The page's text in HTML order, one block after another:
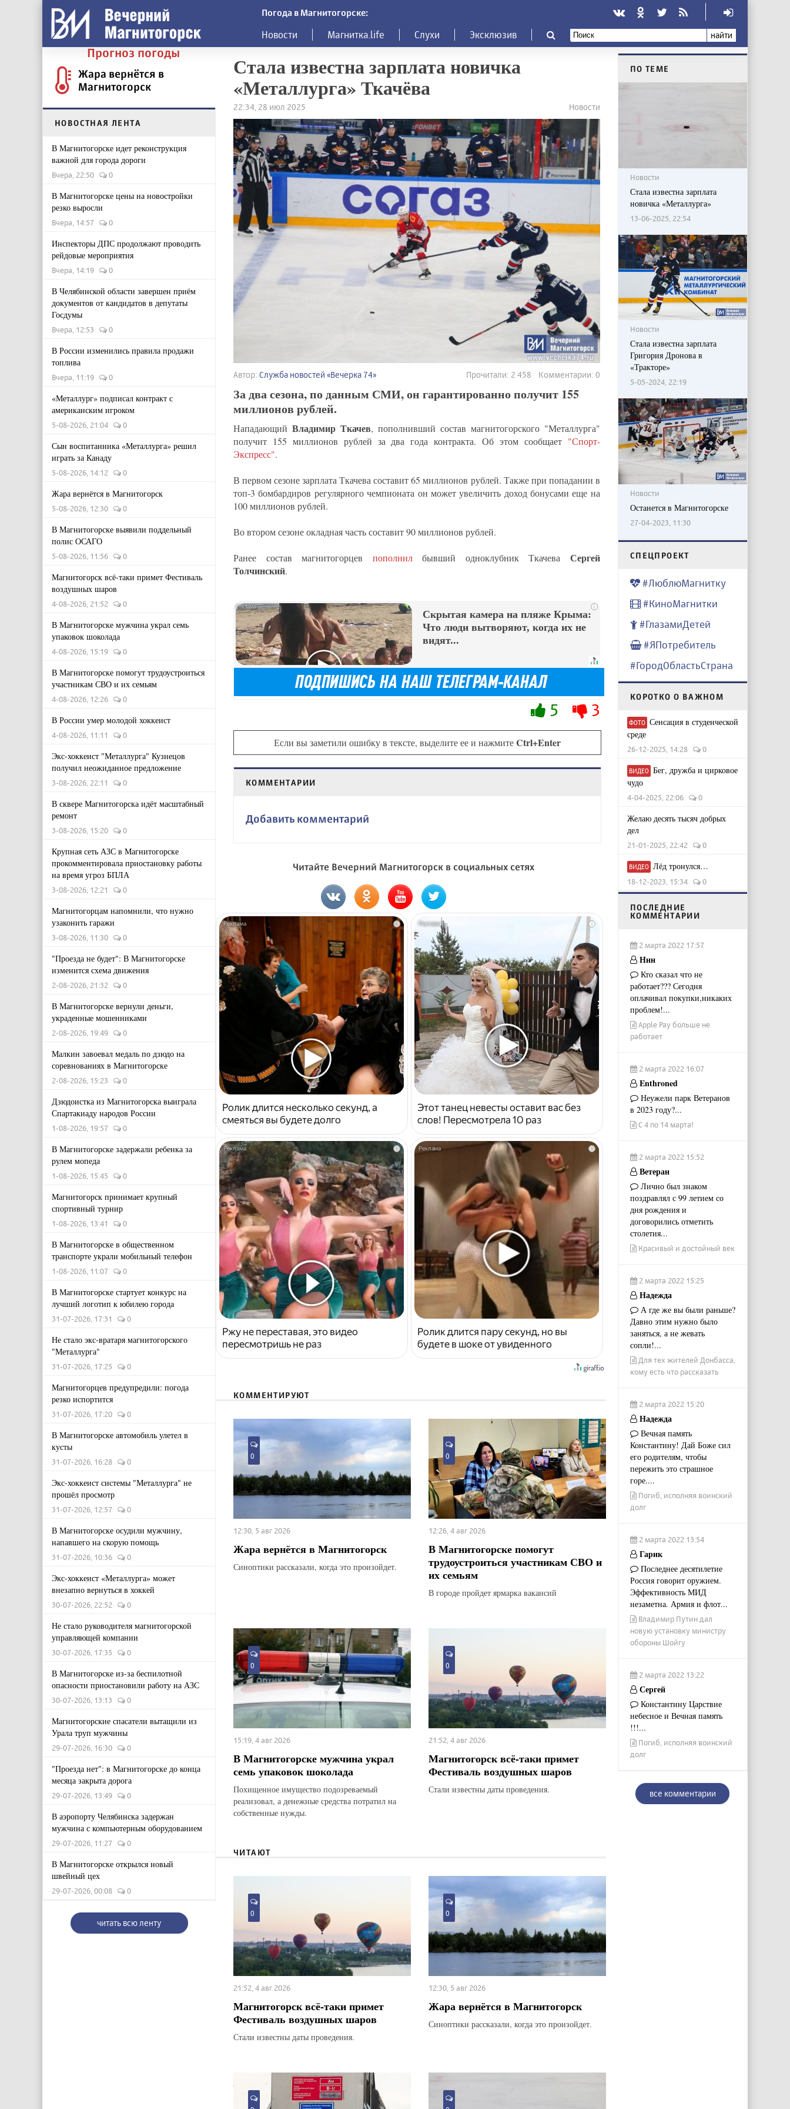
Погода в Магнитогорске:
Новости Магнитка.life Слухи Эксклюзив найти
Прогноз погоды
Жара вернётся в
Магнитогорск
НОВОСТНАЯ ЛЕНТА
В Магнитогорске идет реконструкция
важной для города дороги
Вчера, 22:50 0
В Магнитогорске цены на новостройки
резко выросли
Вчера, 14:57 0
Инспекторы ДПС продолжают проводить
рейдовые мероприятия
Вчера, 14:19 0
В Челябинской области завершен приём
документов от кандидатов в депутаты
Госдумы
Вчера, 12:53 0
В России изменились правила продажи
топлива
Вчера, 11:19 0
«Металлург» подписал контракт с
американским игроком
5-08-2026, 21:04 0
Сын воспитанника «Металлурга» решил
играть за Канаду
5-08-2026, 14:12 0
Жара вернётся в Магнитогорск
5-08-2026, 12:30 0
В Магнитогорске выявили поддельный
полис ОСАГО
5-08-2026, 11:56 0
Магнитогорск всё-таки примет Фестиваль
воздушных шаров
4-08-2026, 21:52 0
В Магнитогорске мужчина украл семь
упаковок шоколада
4-08-2026, 15:19 0
В Магнитогорске помогут трудоустроиться
участникам СВО и их семьям
4-08-2026, 12:26 0
В России умер молодой хоккеист
4-08-2026, 11:11 0
Экс-хоккеист "Металлурга" Кузнецов
получил неожиданное предложение
3-08-2026, 22:11 0
В сквере Магнитогорска идёт масштабный
ремонт
3-08-2026, 15:20 0
Крупная сеть АЗС в Магнитогорске
прокомментировала приостановку работы
на время угроз БПЛА
3-08-2026, 12:21 0
Магнитогорцам напомнили, что нужно
узаконить гаражи
3-08-2026, 11:30 0
"Проезда не будет": В Магнитогорске
изменится схема движения
2-08-2026, 21:32 0
В Магнитогорске вернули деньги,
украденные мошенниками
2-08-2026, 19:49 0
Малкин завоевал медаль по дзюдо на
соревнованиях в Магнитогорске
2-08-2026, 15:23 0
Дзюдоистка из Магнитогорска выиграла
Спартакиаду народов России
1-08-2026, 19:57 0
В Магнитогорске задержали ребенка за
рулем мопеда
1-08-2026, 15:45 0
Магнитогорск принимает крупный
спортивный турнир
1-08-2026, 13:41 0
В Магнитогорске в общественном
транспорте украли мобильный телефон
1-08-2026, 11:07 0
В Магнитогорске стартует конкурс на
лучший логотип к юбилею города
31-07-2026, 17:31 0
Не стало экс-вратаря магнитогорского
"Металлурга"
31-07-2026, 17:25 0
Магнитогорцев предупредили: погода
резко испортится
31-07-2026, 17:20 0
В Магнитогорске автомобиль улетел в
кусты
31-07-2026, 16:28 0
Экс-хоккеист системы "Металлурга" не
прошёл просмотр
31-07-2026, 12:57 0
В Магнитогорске осудили мужчину,
напавшего на скорую помощь
31-07-2026, 10:36 0
Экс-хоккеист «Металлурга» может
внезапно вернуться в хоккей
30-07-2026, 22:52 0
Не стало руководителя магнитогорской
управляющей компании
30-07-2026, 17:35 0
В Магнитогорске из-за беспилотной
опасности приостановили работу на АЗС
30-07-2026, 13:13 0
Магнитогорские спасатели вытащили из
Урала труп мужчины
29-07-2026, 16:30 0
"Проезда нет": в Магнитогорске до конца
месяца закрыта дорога
29-07-2026, 13:49 0
В аэропорту Челябинска задержан
мужчина с компьютерным оборудованием
29-07-2026, 11:27 0
В Магнитогорске открылся новый
швейный цех
29-07-2026, 00:08 0
читать всю ленту
Стала известна зарплата новичка
«Металлурга» Ткачёва
22:34, 28 июл 2025 Новости
Автор: Служба новостей «Вечерка 74» Прочитали: 2 458 Комментарии: 0
За два сезона, по данным СМИ, он гарантированно получит 155
миллионов рублей.
Нападающий Владимир Ткачев, пополнивший состав магнитогорского "Металлурга"
получит 155 миллионов рублей за два года контракта. Об этом сообщает "Спорт-
Экспресс".
В первом сезоне зарплата Ткачева составит 65 миллионов рублей. Также при попадании в
топ-3 бомбардиров регулярного чемпионата он может увеличить доход бонусами еще на
100 миллионов рублей.
Во втором сезоне окладная часть составит 90 миллионов рублей.
Ранее состав магнитогорцев пополнилбывший одноклубник Ткачева Сергей
Толчинский.
i
Скрытая камера на пляже Крыма:
Что люди вытворяют, когда их не
видят...
5 3
Если вы заметили ошибку в тексте, выделите ее и нажмитеCtrl+Enter
КОММЕНТАРИИ
Добавить комментарий
Читайте Вечерний Магнитогорск в социальных сетях
i
Ролик длится несколько секунд, а
смеяться вы будете долго
i
Этот танец невесты оставит вас без
слов! Пересмотрела 10 раз
i
Ржу не переставая, это видео
пересмотришь не раз
i
Ролик длится пару секунд, но вы
будете в шоке от увиденного
КОММЕНТИРУЮТ
0
12:30, 5 авг 2026
Жара вернётся в Магнитогорск
Синоптики рассказали, когда это произойдет.
0
12:26, 4 авг 2026
В Магнитогорске помогут
трудоустроиться участникам СВО и
их семьям
В городе пройдет ярмарка вакансий
0
15:19, 4 авг 2026
В Магнитогорске мужчина украл
семь упаковок шоколада
Похищенное имущество подозреваемый
реализовал, а денежные средства потратил на
собственные нужды.
0
21:52, 4 авг 2026
Магнитогорск всё-таки примет
Фестиваль воздушных шаров
Стали известны даты проведения.
ЧИТАЮТ
0
21:52, 4 авг 2026
Магнитогорск всё-таки примет
Фестиваль воздушных шаров
Стали известны даты проведения.
0
12:30, 5 авг 2026
Жара вернётся в Магнитогорск
Синоптики рассказали, когда это произойдет.
ПО ТЕМЕ
Новости
Стала известна зарплата
новичка «Металлурга»
13-06-2025, 22:54
Новости
Стала известна зарплата
Григория Дронова в
«Тракторе»
5-05-2024, 22:19
Новости
Останется в Магнитогорске
27-04-2023, 11:30
CПЕЦПРОЕКТ
#ЛюблюМагнитку
#КиноМагнитки
#ГлазамиДетей
#ЯПотребитель
#ГородОбластьСтрана
КОРОТКО О ВАЖНОМ
ФОТО Сенсация в студенческой
среде
26-12-2025, 14:28 0
ВИДЕО Бег, дружба и цирковое
чудо
4-04-2025, 22:06 0
Желаю десять тысяч добрых
дел
21-01-2025, 22:42 0
ВИДЕО Лёд тронулся…
18-12-2023, 15:34 0
ПОСЛЕДНИЕ
КОММЕНТАРИИ
2 марта 2022 17:57
Ннн
Кто сказал что не
работает??? Сегодня
оплачивал покупки,никаких
проблем!...
Apple Pay больше не
работает
2 марта 2022 16:07
Enthroned
Неужели парк Ветеранов
в 2023 году?...
С 4 по 14 марта!
2 марта 2022 15:52
Ветеран
Лично был знаком
поздравлял с 99 летием со
дня рождения и
договорились отметить
столетия...
Красивый и достойный век
2 марта 2022 15:25
Надежда
А где же вы были раньше?
Давно этим нужно было
заняться, а не жевать
сопли!...
Для тех жителей Донбасса,
кому есть что рассказать
2 марта 2022 15:20
Надежда
Вечная память
Константину! Дай Боже сил
его родителям, чтобы
пережить это страшное
горе....
Погиб, исполняя воинский
долг
2 марта 2022 13:54
Гарик
Последнее десятилетие
Россия говорит оружием.
Эффективность МИД
незаметна. Армия и флот...
Владимир Путин дал
новую установку министру
обороны Шойгу
2 марта 2022 13:22
Сергей
Константину Царствие
небесное и Вечная память
!!!...
Погиб, исполняя воинский
долг
все комментарии